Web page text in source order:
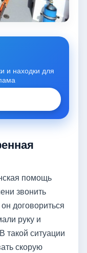
и находки для
помощь
звонить
договориться
руку и
такой ситуации
скорую